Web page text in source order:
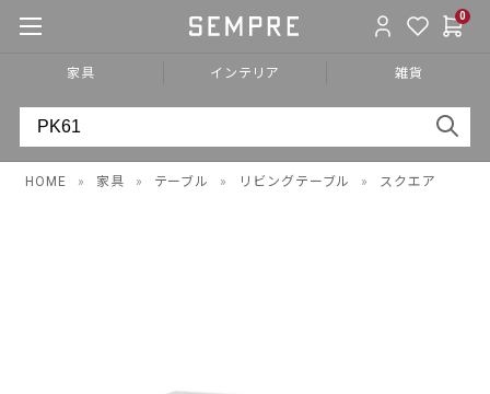
0
家具 インテリア 雑貨
HOME » 家具 » テーブル » リビングテーブル » スクエア